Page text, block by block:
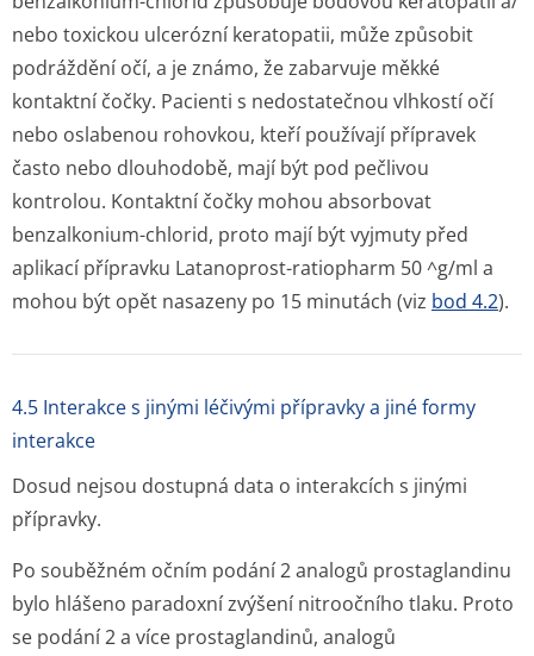
nebo toxickou ulcerózní keratopatii, může způsobit
podráždění očí, a je známo, že zabarvuje měkké
kontaktní čočky. Pacienti s nedostatečnou vlhkostí očí
nebo oslabenou rohovkou, kteří používají přípravek
často nebo dlouhodobě, mají být pod pečlivou
kontrolou. Kontaktní čočky mohou absorbovat
benzalkonium-chlorid, proto mají být vyjmuty před
aplikací přípravku Latanoprost-ratiopharm 50 ^g/ml a
mohou být opět nasazeny po 15 minutách (viz bod 4.2).
4.5 Interakce s jinými léčivými přípravky a jiné formy
interakce
Dosud nejsou dostupná data o interakcích s jinými
přípravky.
Po souběžném očním podání 2 analogů prostaglandinu
bylo hlášeno paradoxní zvýšení nitroočního tlaku. Proto
se podání 2 a více prostaglandinů, analogů